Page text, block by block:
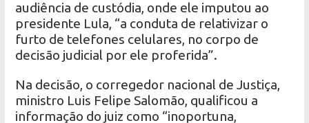
audiência de custódia, onde ele imputou ao
presidente Lula, “a conduta de relativizar o
furto de telefones celulares, no corpo de
decisão judicial por ele proferida”.
Na decisão, o corregedor nacional de Justiça,
ministro Luis Felipe Salomão, qualificou a
informação do juiz como “inoportuna,